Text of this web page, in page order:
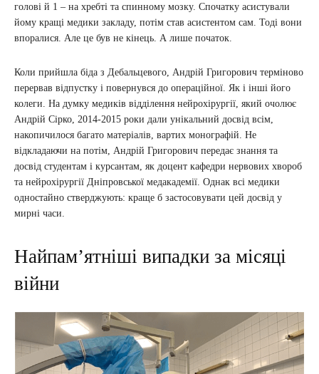
голові й 1 – на хребті та спинному мозку. Спочатку асистували
йому кращі медики закладу, потім став асистентом сам. Тоді вони
впоралися. Але це був не кінець. А лише початок.
Коли прийшла біда з Дебальцевого, Андрій Григорович терміново
перервав відпустку і повернувся до операційної. Як і інші його
колеги. На думку медиків відділення нейрохірургії, який очолює
Андрій Сірко, 2014-2015 роки дали унікальний досвід всім,
накопичилося багато матеріалів, вартих монографій. Не
відкладаючи на потім, Андрій Григорович передає знання та
досвід студентам і курсантам, як доцент кафедри нервових хвороб
та нейрохірургії Дніпровської медакадемії. Однак всі медики
одностайно стверджують: краще б застосовувати цей досвід у
мирні часи.
Найпам’ятніші випадки за місяці
війни